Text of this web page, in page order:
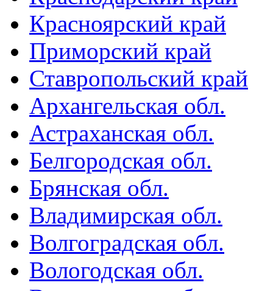
Красноярский край
Приморский край
Ставропольский край
Архангельская обл.
Астраханская обл.
Белгородская обл.
Брянская обл.
Владимирская обл.
Волгоградская обл.
Вологодская обл.